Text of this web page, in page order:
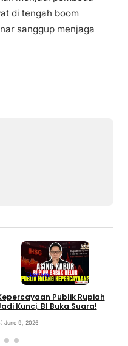
di tengah boom
sanggup menjaga
Ekonomi
Publik Rupiah
Kunci, BI Buka Suara!
June 9, 2026